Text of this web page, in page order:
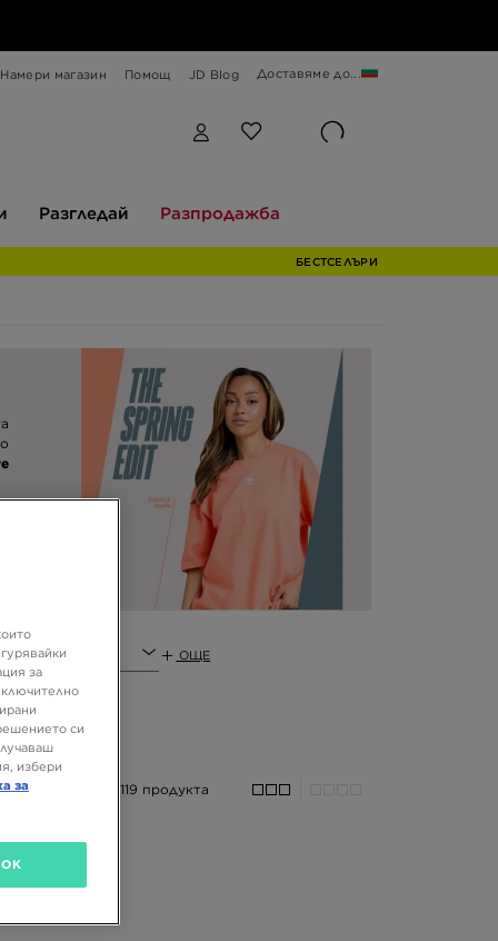
Намери магазин Помощ JD Blog Доставяме до...
Разгледай Разпродажба
БЕСТСЕЛЪРИ
ОЩЕ
119 продукта
за
си
избери
за
OK